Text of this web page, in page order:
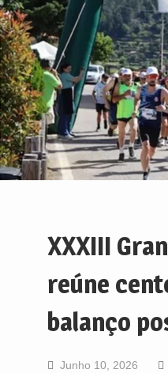
XXXIII
reúne
balanço
Junho 10, 2026